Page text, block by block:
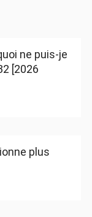
ne puis-je
[2026
plus